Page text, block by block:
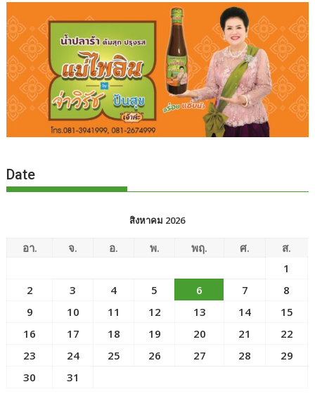
Date
สิงหาคม 2026
อา. จ. อ. พ. พฤ. ศ.
ส.
1
2
3 4 5 6 7
8
9
10 11 12 13 14
15
16
17 18 19 20 21
22
23
24 25 26 27 28
29
30
31